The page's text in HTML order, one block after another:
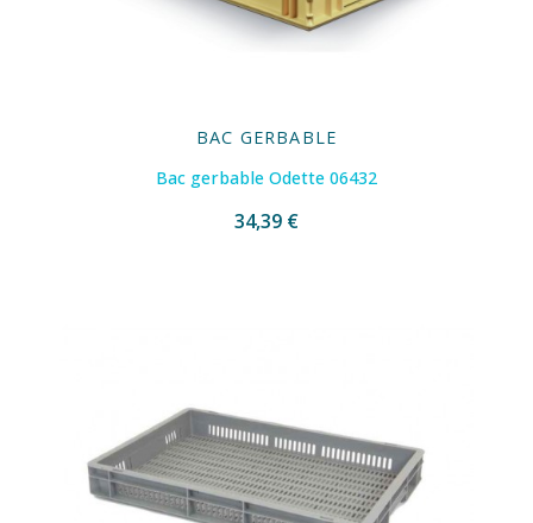
BAC GERBABLE
Bac gerbable Odette 06432
34,39 €